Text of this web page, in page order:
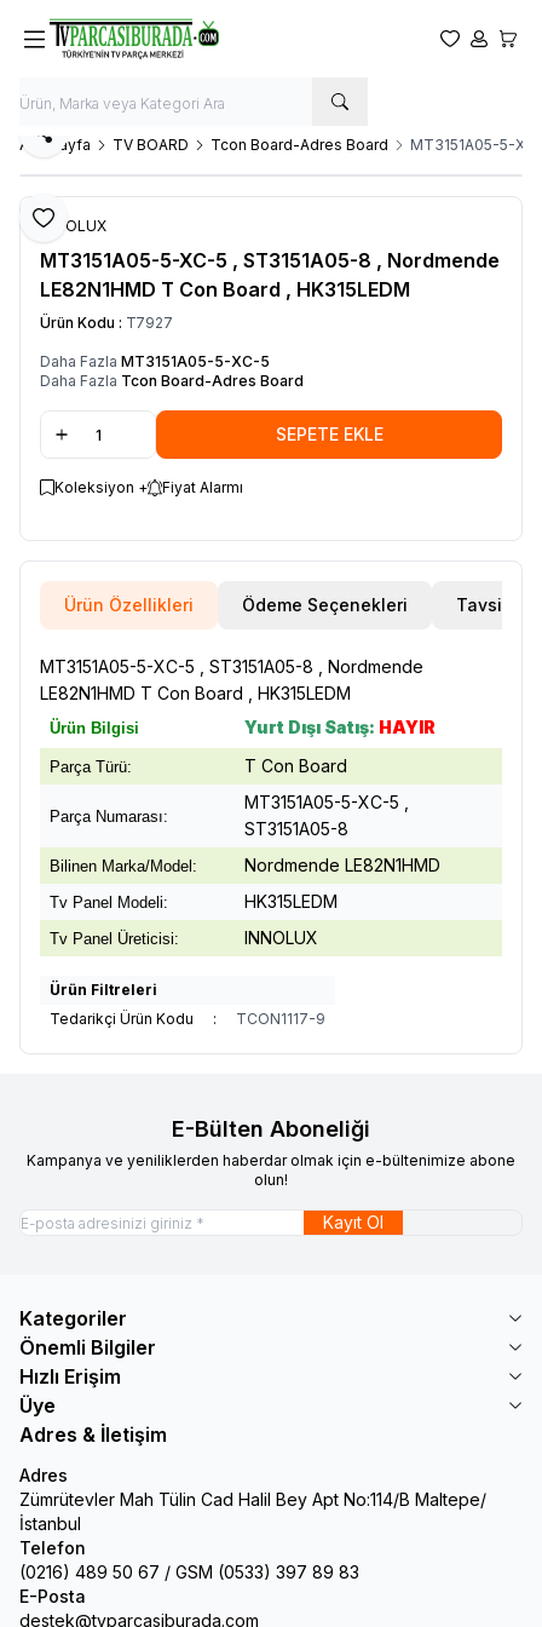
Favorilerim
Hesabım
Ana Sayfa TV BOARD Tcon Board-Adres Board MT3151A05-5-
Favoriye Ekle
Paylaş
INNOLUX
MT3151A05-5-XC-5 , ST3151A05-8 , Nordmende
LE82N1HMD T Con Board , HK315LEDM
Ürün Kodu : T7927
Daha Fazla MT3151A05-5-XC-5
Daha Fazla Tcon Board-Adres Board
SEPETE EKLE
Koleksiyon + Fiyat Alarmı
Ürün Özellikleri Ödeme Seçenekleri Tavsiye Et
MT3151A05-5-XC-5 , ST3151A05-8 , Nordmende
LE82N1HMD T Con Board , HK315LEDM
Ürün Bilgisi Yurt Dışı Satış: HAYIR
Parça Türü: T Con Board
Parça Numarası:
MT3151A05-5-XC-5 ,
ST3151A05-8
Bilinen Marka/Model: Nordmende LE82N1HMD
Tv Panel Modeli: HK315LEDM
Tv Panel Üreticisi: INNOLUX
Ürün Filtreleri
Tedarikçi Ürün Kodu
: TCON1117-9
E-Bülten Aboneliği
Kampanya ve yeniliklerden haberdar olmak için e-bültenimize abone
olun!
Kayıt Ol
Kategoriler
Önemli Bilgiler
Hızlı Erişim
Üye
Adres & İletişim
Adres
Zümrütevler Mah Tülin Cad Halil Bey Apt No:114/B Maltepe/
İstanbul
Telefon
(0216) 489 50 67 / GSM (0533) 397 89 83
E-Posta
destek@tvparcasiburada.com